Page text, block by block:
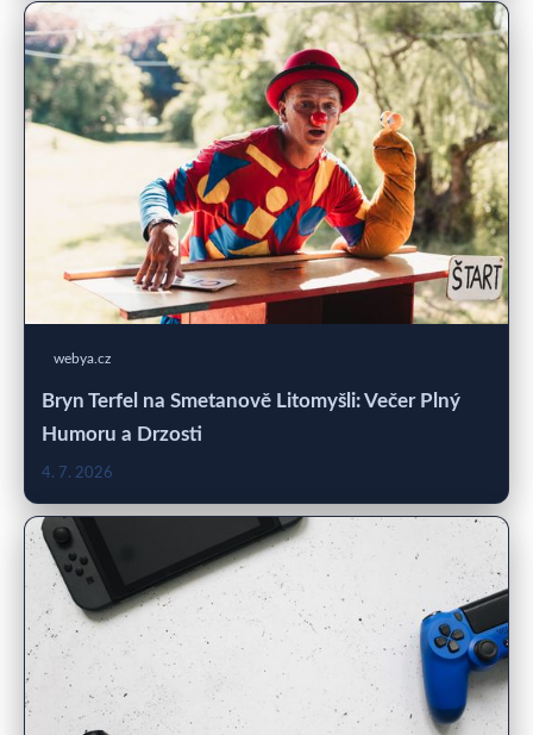
webya.cz
Bryn Terfel na Smetanově Litomyšli: Večer Plný
Humoru a Drzosti
4. 7. 2026